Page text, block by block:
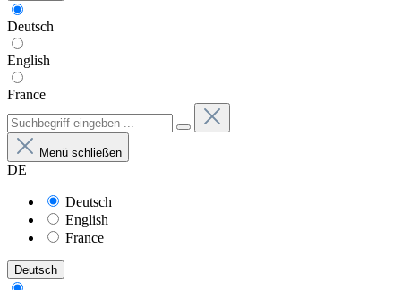
Deutsch
English
France
Menü schließen
DE
Deutsch
English
France
Deutsch